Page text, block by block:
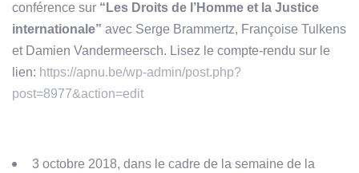
conférence sur “ Les Droits de l’Homme et la Justice
internationale” avec Serge Brammertz, Françoise Tulkens
et Damien Vandermeersch. Lisez le compte-rendu sur le
lien: https://apnu.be/wp-admin/post.php?
post=8977&action=edit
3 octobre 2018, dans le cadre de la semaine de la